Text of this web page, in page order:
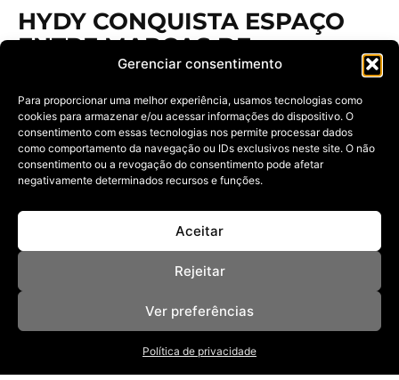
Gerenciar consentimento
Para proporcionar uma melhor experiência, usamos tecnologias como
cookies para armazenar e/ou acessar informações do dispositivo. O
consentimento com essas tecnologias nos permite processar dados
como comportamento da navegação ou IDs exclusivos neste site. O não
consentimento ou a revogação do consentimento pode afetar
negativamente determinados recursos e funções.
Aceitar
Rejeitar
Ver preferências
Política de privacidade
HYDY CONQUISTA ESPAÇO
ENTRE MARCAS DE
LIFESTYLE E AMPLIA
PRESENÇA NO MERCADO DE
BEBIDAS FUNCIONAIS
22/05/2026
A marca aposta em hidratação, energia e recuperação
muscular com fórmulas funcionais
NOSSAS REVISTAS
NEWSLETTER